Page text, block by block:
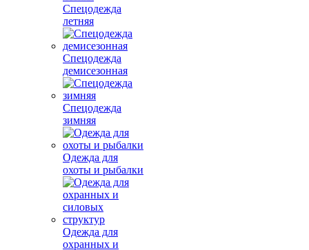
Спецодежда
летняя
Спецодежда
демисезонная
Спецодежда
зимняя
Одежда для
охоты и рыбалки
Одежда для
охранных и